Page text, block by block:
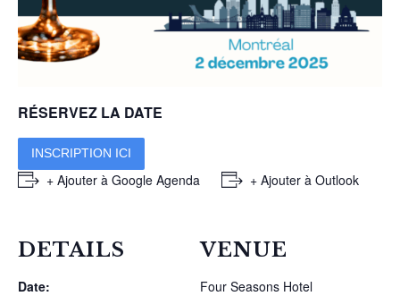
RÉSERVEZ LA DATE
INSCRIPTION ICI
+ Ajouter à Google Agenda + Ajouter à Outlook
DETAILS
Date:
VENUE
Four Seasons Hotel